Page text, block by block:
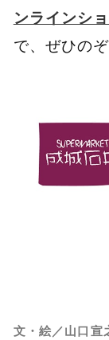
ンラインシ
で、ぜひの
文・絵／山口宣